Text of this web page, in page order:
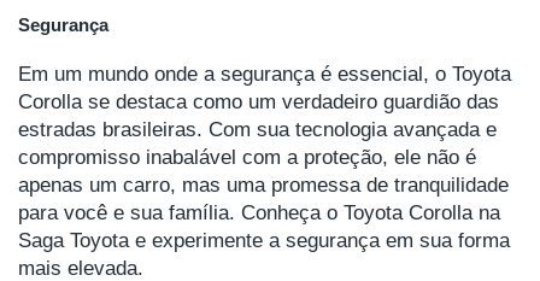
Segurança
Em um mundo onde a segurança é essencial, o Toyota
Corolla se destaca como um verdadeiro guardião das
estradas brasileiras. Com sua tecnologia avançada e
compromisso inabalável com a proteção, ele não é
apenas um carro, mas uma promessa de tranquilidade
para você e sua família. Conheça o Toyota Corolla na
Saga Toyota e experimente a segurança em sua forma
mais elevada.